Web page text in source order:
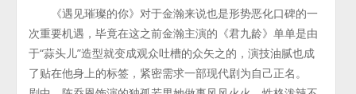
《遇见璀璨的你》对于金瀚来说也是形势恶化口碑的一
次重要机遇，毕竟在这之前金瀚主演的《君九龄》单单是由
于“蒜头儿”造型就变成观众吐槽的众矢之的，演技油腻也成
了贴在他身上的标签，紧密需求一部现代剧为自己正名。